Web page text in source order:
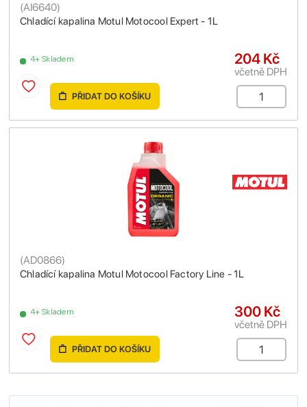
Chladící kapalina Motul Motocool Expert - 1L
(AI6640)
4+ Skladem 204 Kč
včetně DPH
PŘIDAT DO KOŠÍKU
Chladící kapalina Motul Motocool Factory Line - 1L
(AD0866)
4+ Skladem 300 Kč
včetně DPH
PŘIDAT DO KOŠÍKU